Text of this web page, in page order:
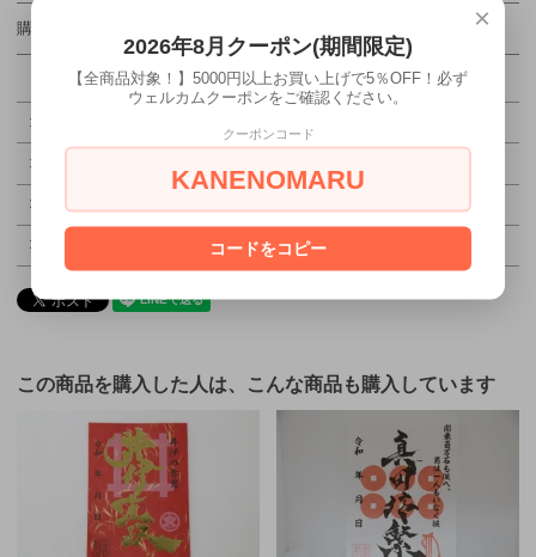
購入数
この商品について問い合わせる
この商品を購入した人は、こんな商品も購入しています
×
2026年8月クーポン(期間限定)
【全商品対象！】5000円以上お買い上げで5％OFF！必ず
ウェルカムクーポンをご確認ください。
クーポンコード
KANENOMARU
コードをコピー